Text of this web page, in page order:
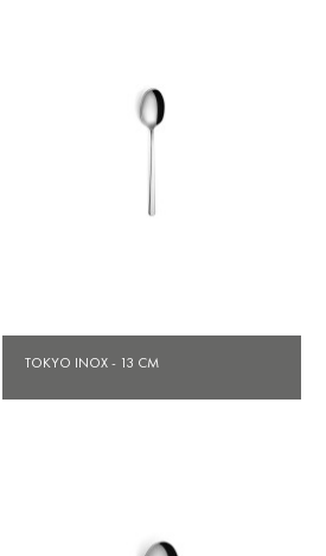
Aperçu rapide
TOKYO INOX - 13 CM